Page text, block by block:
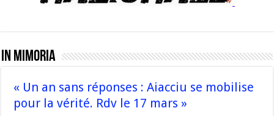
In Mimoria
« Un an sans réponses : Aiacciu se mobilise
pour la vérité. Rdv le 17 mars »